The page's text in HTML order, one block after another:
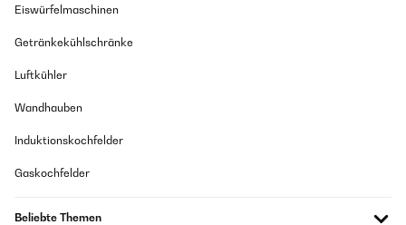
Eiswürfelmaschinen
Getränkekühlschränke
Luftkühler
Wandhauben
Induktionskochfelder
Gaskochfelder
Beliebte Themen